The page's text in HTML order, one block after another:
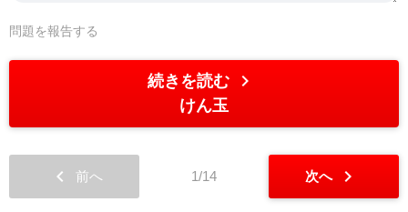
問題を報告する
続きを読む chevron_right
けん玉
chevron_left 前へ 1/14 次へ chevron_right